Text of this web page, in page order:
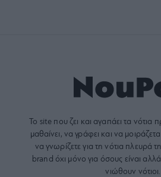
Το site που ζει και αγαπάει τα νότια
μαθαίνει, να γράφει και να
να γνωρίζετε για τη νότια πλευρά
brand όχι μόνο για όσους είναι
νιώθουν νότιοι.